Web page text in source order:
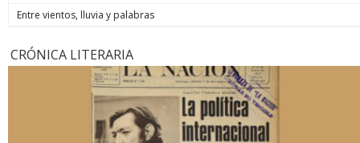
Entre vientos, lluvia y palabras
CRÓNICA LITERARIA